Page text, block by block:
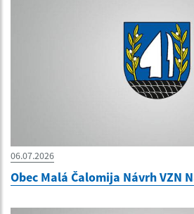
06.07.2026
Obec Malá Čalomija Návrh VZN